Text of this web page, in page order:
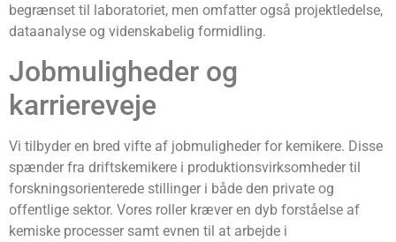
begrænset til laboratoriet, men omfatter også projektledelse,
dataanalyse og videnskabelig formidling.
Jobmuligheder og
karriereveje
Vi tilbyder en bred vifte af jobmuligheder for kemikere. Disse
spænder fra driftskemikere i produktionsvirksomheder til
forskningsorienterede stillinger i både den private og
offentlige sektor. Vores roller kræver en dyb forståelse af
kemiske processer samt evnen til at arbejde i